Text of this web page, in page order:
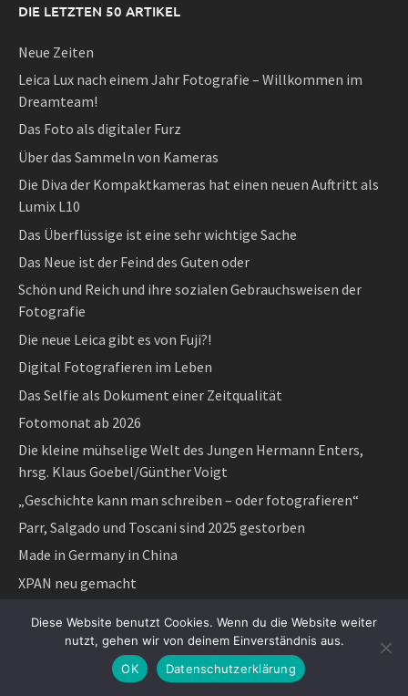
DIE LETZTEN 50 ARTIKEL
Neue Zeiten
Leica Lux nach einem Jahr Fotografie – Willkommen im
Dreamteam!
Das Foto als digitaler Furz
Über das Sammeln von Kameras
Die Diva der Kompaktkameras hat einen neuen Auftritt als
Lumix L10
Das Überflüssige ist eine sehr wichtige Sache
Das Neue ist der Feind des Guten oder
Schön und Reich und ihre sozialen Gebrauchsweisen der
Fotografie
Die neue Leica gibt es von Fuji?!
Digital Fotografieren im Leben
Das Selfie als Dokument einer Zeitqualität
Fotomonat ab 2026
Die kleine mühselige Welt des Jungen Hermann Enters,
hrsg. Klaus Goebel/Günther Voigt
„Geschichte kann man schreiben – oder fotografieren“
Parr, Salgado und Toscani sind 2025 gestorben
Made in Germany in China
XPAN neu gemacht
Früher oder der unvermeidliche Wandel
Art Essentials: Fotografie betrachten von Laurent Jullier
Diese Website benutzt Cookies. Wenn du die Website weiter
nutzt, gehen wir von deinem Einverständnis aus.
OK
Datenschutzerklärung